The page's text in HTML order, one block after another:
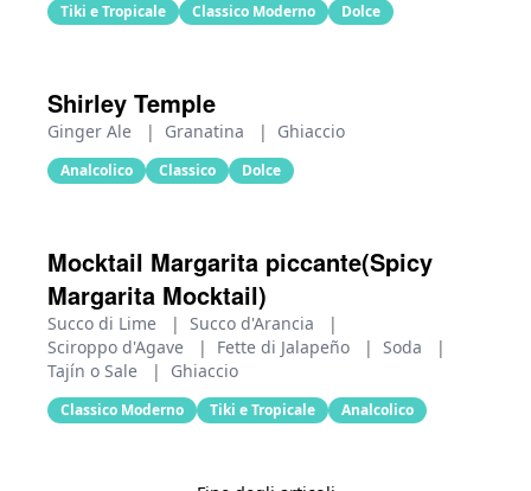
Tiki e Tropicale Classico Moderno Dolce
Shirley Temple
Ginger Ale | Granatina | Ghiaccio
Analcolico Classico Dolce
Mocktail Margarita piccante(Spicy
Margarita Mocktail)
Succo di Lime | Succo d'Arancia
|
Sciroppo d'Agave
| Fette di Jalapeño | Soda
|
Tajín o Sale
| Ghiaccio
Classico Moderno Tiki e Tropicale Analcolico